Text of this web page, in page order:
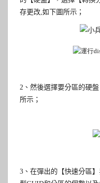
存更改,如下圖所示；
2 、然後選擇要分區的硬
所示；
3 、在彈出的【快速分區